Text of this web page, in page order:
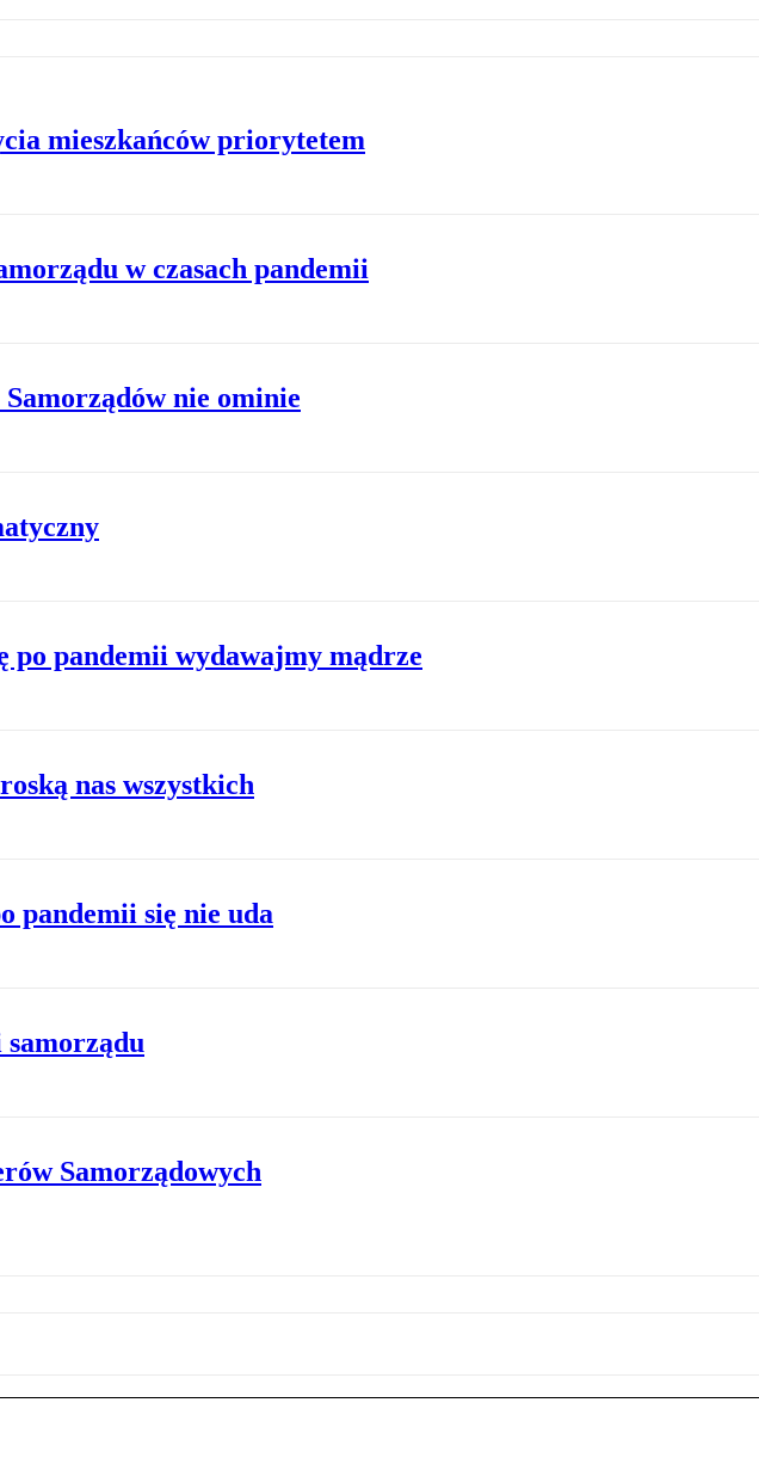
mieszkańców priorytetem
w czasach pandemii
nie ominie
po pandemii wydawajmy mądrze
nas wszystkich
pandemii się nie uda
samorządu
Samorządowych